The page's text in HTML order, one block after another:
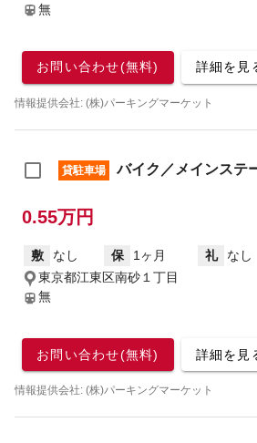
無
お問い合わせ(無料) 詳細を見
情報提供会社: (株)パーキングマーケット
貸駐車場 バイク／メインステ
0.55万円
敷 なし 保 1ヶ月 礼
なし
東京都江東区南砂１丁目
無
お問い合わせ(無料) 詳細を見
情報提供会社: (株)パーキングマーケット